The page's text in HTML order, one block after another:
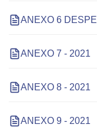
ANEXO 6
ANEXO 7 - 2021
ANEXO 8 - 2021
ANEXO 9 - 2021